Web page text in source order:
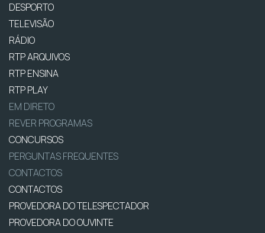
DESPORTO
TELEVISÃO
RÁDIO
RTP ARQUIVOS
RTP ENSINA
RTP PLAY
EM DIRETO
REVER PROGRAMAS
CONCURSOS
PERGUNTAS FREQUENTES
CONTACTOS
CONTACTOS
PROVEDORA DO TELESPECTADOR
PROVEDORA DO OUVINTE